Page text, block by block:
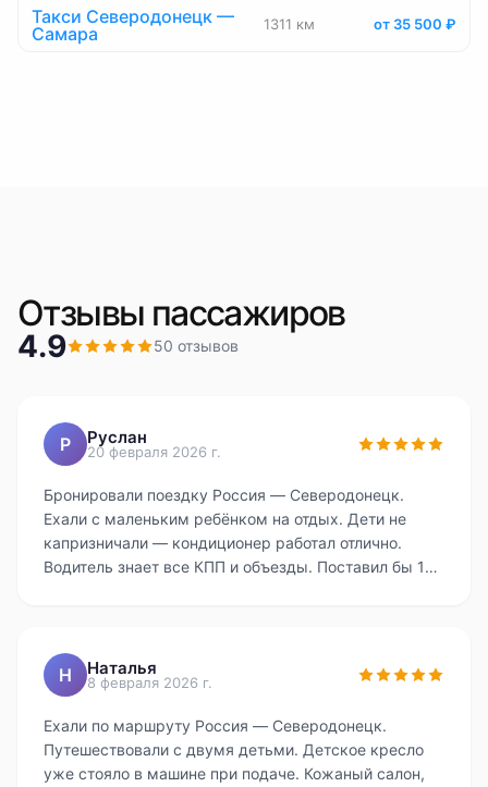
Такси Северодонецк —
Самара
1311 км от 35 500 ₽
Отзывы пассажиров
4.9 50 отзывов
Р Руслан
20 февраля 2026 г.
Бронировали поездку Россия — Северодонецк.
Ехали с маленьким ребёнком на отдых. Дети не
капризничали — кондиционер работал отлично.
Водитель знает все КПП и объезды. Поставил бы 10
Н Наталья
8 февраля 2026 г.
Ехали по маршруту Россия — Северодонецк.
Путешествовали с двумя детьми. Детское кресло
уже стояло в машине при подаче. Кожаный салон,